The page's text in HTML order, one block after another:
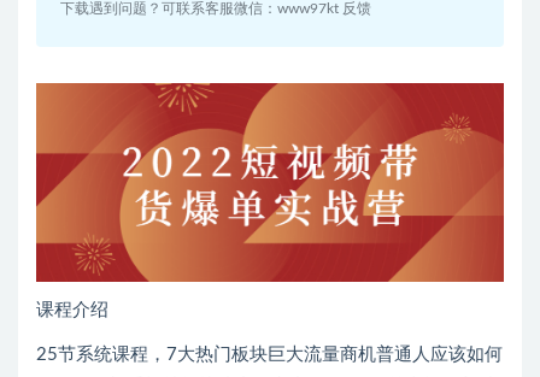
下载遇到问题？可联系客服微信：www97kt 反馈
课程介绍
25节系统课程，7大热门板块巨大流量商机普通人应该如何